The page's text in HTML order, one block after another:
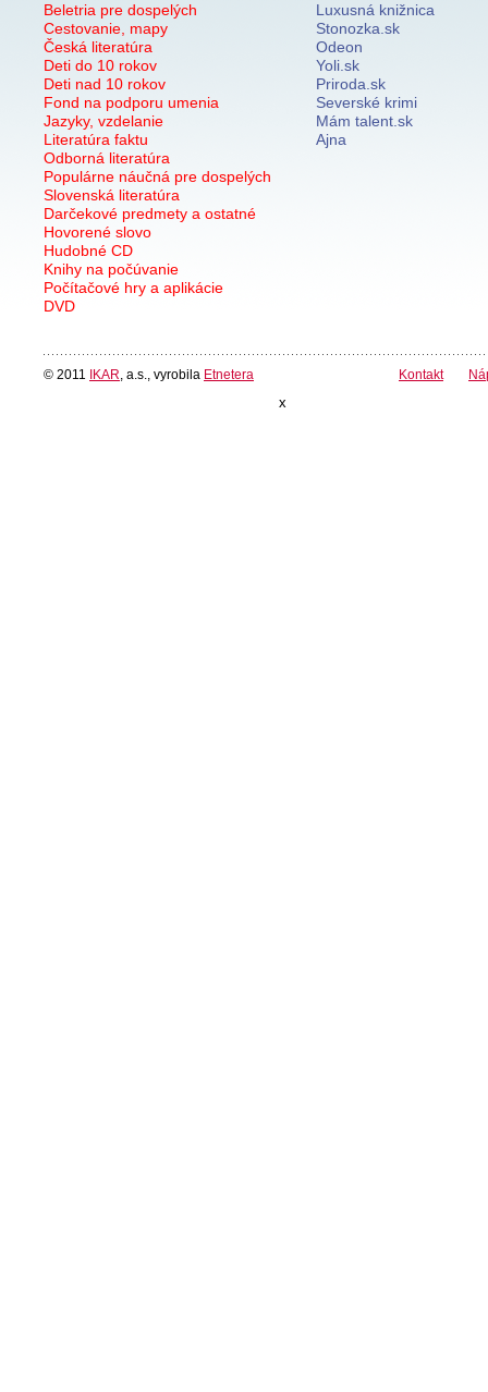
Beletria pre dospelých
Cestovanie, mapy
Česká literatúra
Deti do 10 rokov
Deti nad 10 rokov
Fond na podporu umenia
Jazyky, vzdelanie
Literatúra faktu
Odborná literatúra
Populárne náučná pre dospelých
Slovenská literatúra
Darčekové predmety a ostatné
Hovorené slovo
Hudobné CD
Knihy na počúvanie
Počítačové hry a aplikácie
DVD
Luxusná knižnica
Stonozka.sk
Odeon
Yoli.sk
Priroda.sk
Severské krimi
Mám talent.sk
Ajna
© 2011 IKAR , a.s., vyrobila Etnetera Kontakt
x